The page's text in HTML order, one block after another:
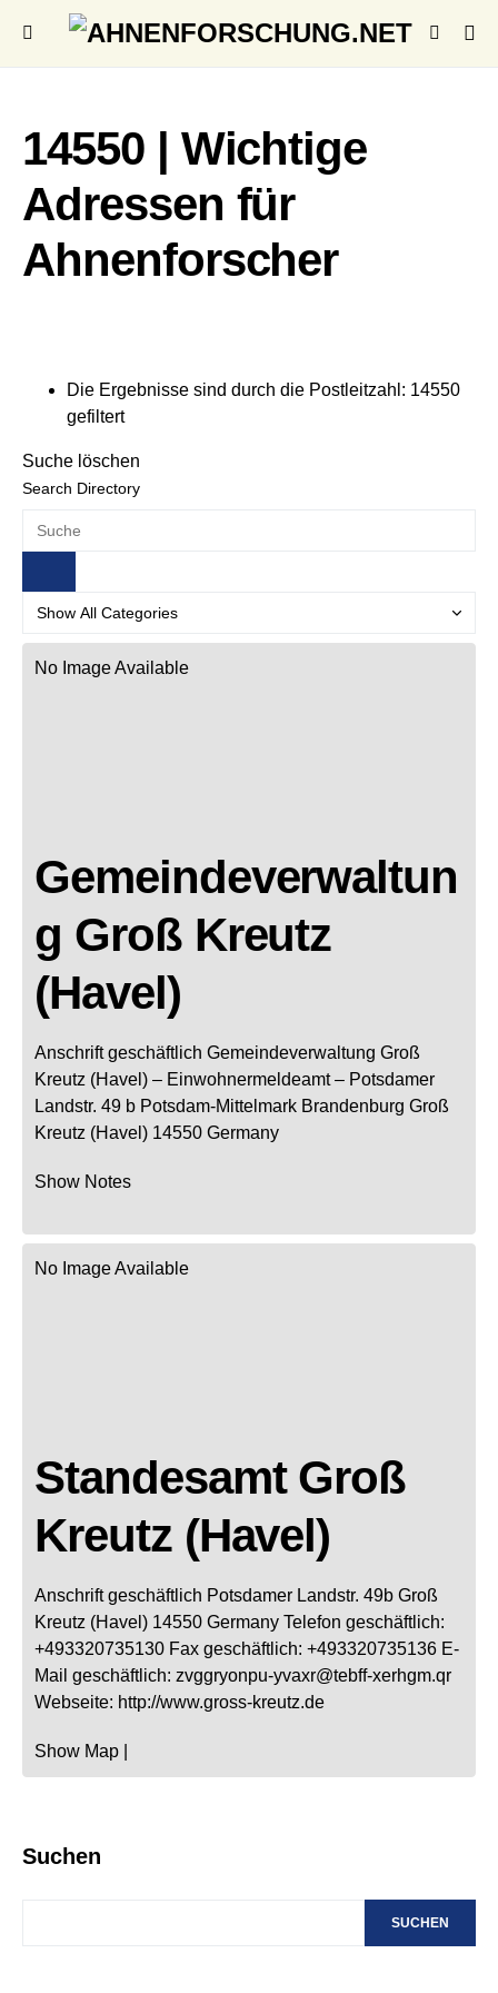
14550 | Wichtige
Adressen für
Ahnenforscher
Die Ergebnisse sind durch die Postleitzahl: 14550
gefiltert
Suche löschen
Search Directory
No Image Available
Gemeindeverwaltun
g Groß Kreutz
(Havel)
Anschrift geschäftlich Gemeindeverwaltung Groß
Kreutz (Havel) – Einwohnermeldeamt – Potsdamer
Landstr. 49 b Potsdam-Mittelmark Brandenburg Groß
Kreutz (Havel) 14550 Germany
Show Notes
No Image Available
Standesamt Groß
Kreutz (Havel)
Anschrift geschäftlich Potsdamer Landstr. 49b Groß
Kreutz (Havel) 14550 Germany Telefon geschäftlich:
+493320735130 Fax geschäftlich: +493320735136 E-
Mail geschäftlich: zvggryonpu-yvaxr@tebff-xerhgm.qr
Webseite: http://www.gross-kreutz.de
Show Map
Suchen
SUCHEN